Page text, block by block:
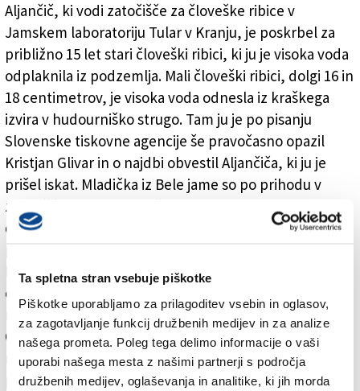
Ta spletna stran vsebuje piškotke
Piškotke uporabljamo za prilagoditev vsebin in oglasov,
za zagotavljanje funkcij družbenih medijev in za analize
našega prometa. Poleg tega delimo informacije o vaši
uporabi našega mesta z našimi partnerji s področja
družbenih medijev, oglaševanja in analitike, ki jih morda
Aljančič, ki vodi zatočišče za človeške ribice v
Jamskem laboratoriju Tular v Kranju, je poskrbel za
približno 15 let stari človeški ribici, ki ju je visoka voda
odplaknila iz podzemlja. Mali človeški ribici, dolgi 16 in
18 centimetrov, je visoka voda odnesla iz kraškega
izvira v hudourniško strugo. Tam ju je po pisanju
Slovenske tiskovne agencije še pravočasno opazil
Kristjan Glivar in o najdbi obvestil Aljančiča, ki ju je
prišel iskat. Mladička iz Bele jame so po prihodu v
zavetišče najprej natančno pregledali, njuno stanje so
dober mesec dni opazovali v karanteni zatočišča,
Karantena je ključni postopek pri reševanju najdenih
človeških ribic, saj na ta način preprečijo
nekontrolirani prenos bolezni na zdravo populacijo.
Človeške ribice so izven svojega naravnega okolja zelo
ranljive. Sončni žarki jim lahko na koži brez pigmenta
povzročijo hude opekline, prav tako jih radi pojedo